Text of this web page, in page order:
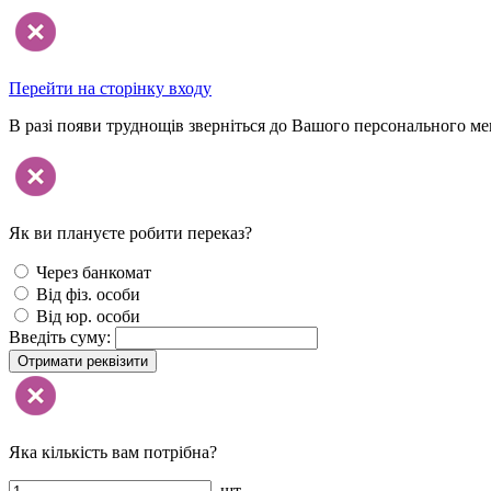
Перейти на сторінку входу
В разі появи труднощів зверніться до Вашого персонального
Як ви плануєте робити переказ?
Через банкомат
Від фіз. особи
Від юр. особи
Введіть суму:
Отримати реквізити
Яка кількість вам потрібна?